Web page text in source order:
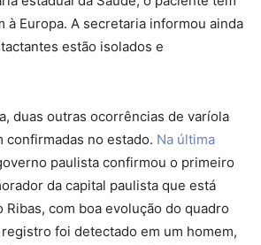
à Europa. A secretaria informou ainda
estão isolados e
duas outras ocorrências de varíola
confirmadas no estado. Na última
paulista confirmou o primeiro
da capital paulista que está
Ribas, com boa evolução do quadro
foi detectado em um homem,